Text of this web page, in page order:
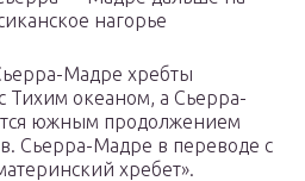
нагорье
Мадре хребты
Тихим океаном, а Сьерра-
южным продолжением
Сьерра-Мадре в переводе с
хребет».